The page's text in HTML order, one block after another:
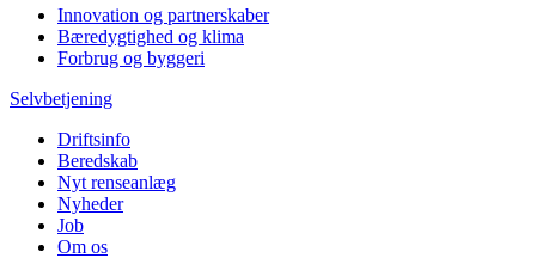
Innovation og partnerskaber
Bæredygtighed og klima
Forbrug og byggeri
Selvbetjening
Driftsinfo
Beredskab
Nyt renseanlæg
Nyheder
Job
Om os